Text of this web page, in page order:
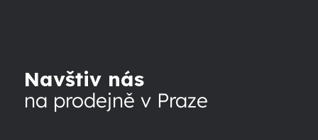
Navštiv nás
na prodejně v Praze